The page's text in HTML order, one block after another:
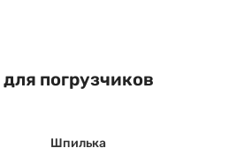
погрузчиков
Шпилька